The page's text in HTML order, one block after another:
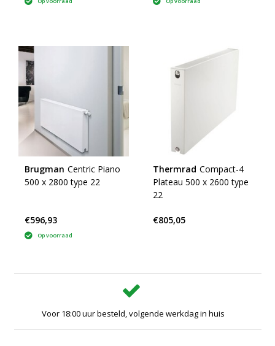
Brugman Centric Piano
500 x 2800 type 22
€596,93
Op voorraad
Thermrad Compact-4
Plateau 500 x 2600 type
22
€805,05
Voor 18:00 uur besteld, volgende werkdag in huis